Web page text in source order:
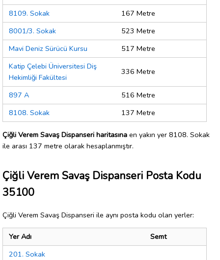
8109. Sokak
167 Metre
8001/3. Sokak
523 Metre
Mavi Deniz Sürücü Kursu
517 Metre
Katip Çelebi Üniversitesi Diş
Hekimliği Fakültesi
336 Metre
897 A
516 Metre
8108. Sokak
137 Metre
Çiğli Verem Savaş Dispanseri haritasına en yakın yer 8108. Sokak
ile arası 137 metre olarak hesaplanmıştır.
Çiğli Verem Savaş Dispanseri Posta Kodu
35100
Çiğli Verem Savaş Dispanseri ile aynı posta kodu olan yerler:
Yer Adı
Semt
201. Sokak